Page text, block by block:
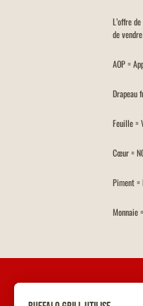
L’offre
de
AOP =
Drapeau
Feuille =
Cœur =
Piment =
Monnaie